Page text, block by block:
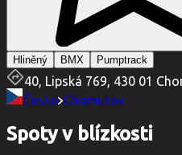
Hliněný BMX Pumptrack
40, Lipská 769, 430 01
Česko Chomutov
Spoty v blízkosti